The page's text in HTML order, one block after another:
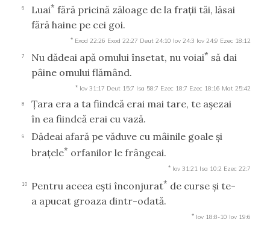
6 Luai* fără pricină zăloage de la fraţii tăi, lăsai
fără haine pe cei goi.
* Exod 22:26 Exod 22:27 Deut 24:10 Iov 24:3 Iov 24:9 Ezec 18:12
7 Nu dădeai apă omului însetat, nu voiai* să dai
pâine omului flămând.
* Iov 31:17 Deut 15:7 Isa 58:7 Ezec 18:7 Ezec 18:16 Mat 25:42
8
Ţara era a ta fiindcă erai mai tare, te aşezai
în ea fiindcă erai cu vază.
9
Dădeai afară pe văduve cu mâinile goale şi
braţele* orfanilor le frângeai.
* Iov 31:21 Isa 10:2 Ezec 22:7
10 Pentru aceea eşti înconjurat* de curse şi te-
a apucat groaza dintr-odată.
* Iov 18:8-10 Iov 19:6